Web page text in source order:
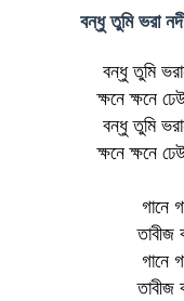
বন্ধু তুমি ভরা
বন্ধু তুমি
ক্ষনে ক্ষনে
বন্ধু তুমি
ক্ষনে ক্ষনে
গানে
গানে